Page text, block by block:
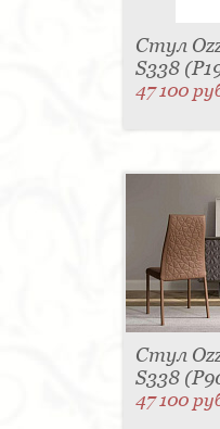
Стул
S338
47 100
Стул
S338
47 100